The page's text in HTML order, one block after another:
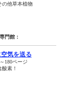
の他草本植物
専門館：
気を送る
180ページ
素！